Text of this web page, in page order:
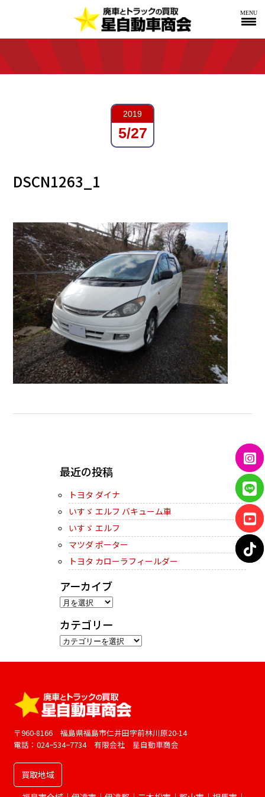
MENU
2019
5/27
DSCN1263_1
最近の投稿
トヨタ ダイナ
いすゞ エルフ バキューム車
いすゞ エルフ
マツダ ポーター
トヨタ カローラフィールダー
アーカイブ
ア
カ
イ
ブ
カテゴリー
カ
ー
〒960-8166 福島県福島市仁井田字前林川原20-14
電話：024−534−7734 有限会社 星自動車商会
買取地域